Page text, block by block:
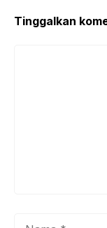
Tinggalkan